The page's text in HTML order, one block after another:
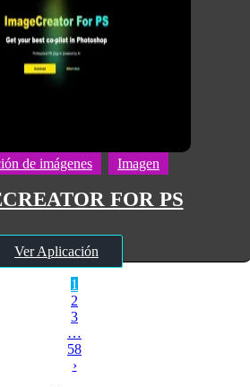
de imágenes Imagen
FOR PS
Ver Aplicación
1
2
3
…
58
›